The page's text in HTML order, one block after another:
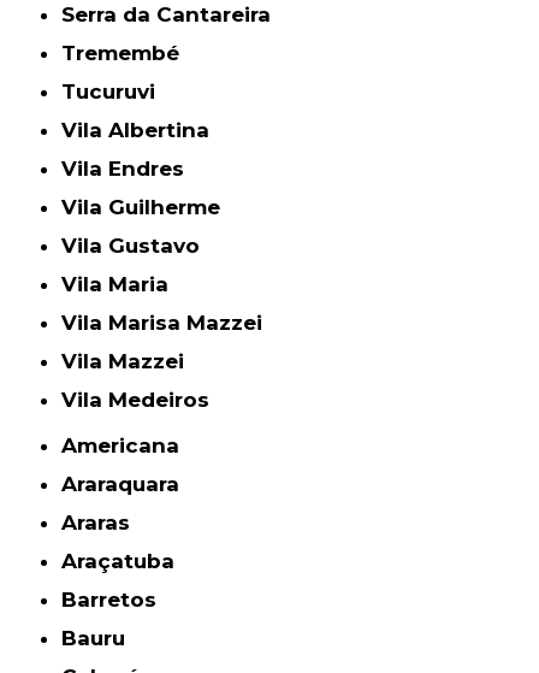
Serra da Cantareira
Tremembé
Tucuruvi
Vila Albertina
Vila Endres
Vila Guilherme
Vila Gustavo
Vila Maria
Vila Marisa Mazzei
Vila Mazzei
Vila Medeiros
Americana
Araraquara
Araras
Araçatuba
Barretos
Bauru